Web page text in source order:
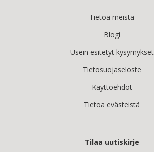
Tietoa meistä
Blogi
Usein esitetyt kysymykset
Tietosuojaseloste
Käyttöehdot
Tietoa evästeistä
Tilaa uutiskirje